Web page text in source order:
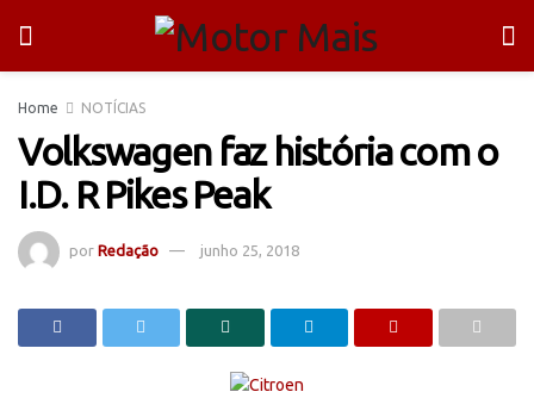
Home NOTÍCIAS
Volkswagen faz história com o
I.D. R Pikes Peak
por Redação junho 25, 2018